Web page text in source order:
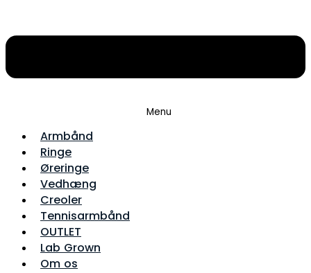
Menu
Armbånd
Ringe
Øreringe
Vedhæng
Creoler
Tennisarmbånd
OUTLET
Lab Grown
Om os